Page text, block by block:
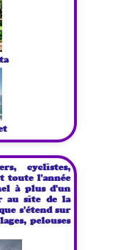
cyclistes,
toute l'année
à plus d'un
au site de la
s'étend sur
pelouses